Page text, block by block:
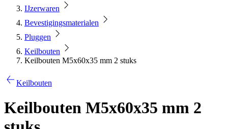
IJzerwaren
Bevestigingsmaterialen
Pluggen
Keilbouten
Keilbouten M5x60x35 mm 2 stuks
Keilbouten
Keilbouten M5x60x35 mm 2